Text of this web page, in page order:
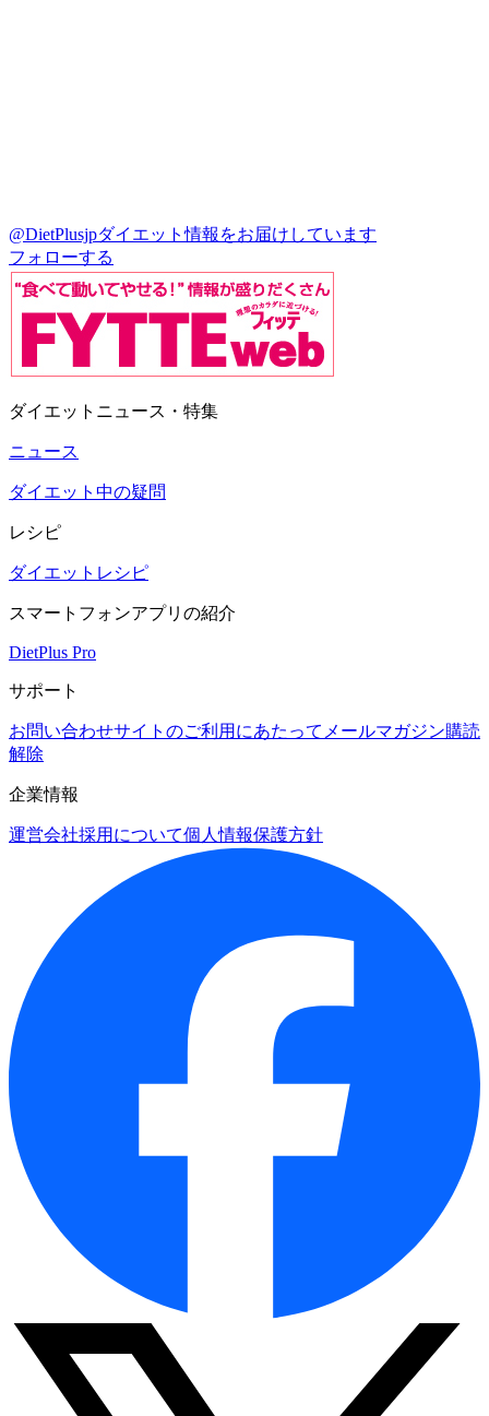
@DietPlusjpダイエット情報をお届けしています
フォローする
ダイエットニュース・特集
ニュース
ダイエット中の疑問
レシピ
ダイエットレシピ
スマートフォンアプリの紹介
DietPlus Pro
サポート
お問い合わせサイトのご利用にあたって メールマガジン購読
解除
企業情報
運営会社採用について個人情報保護方針